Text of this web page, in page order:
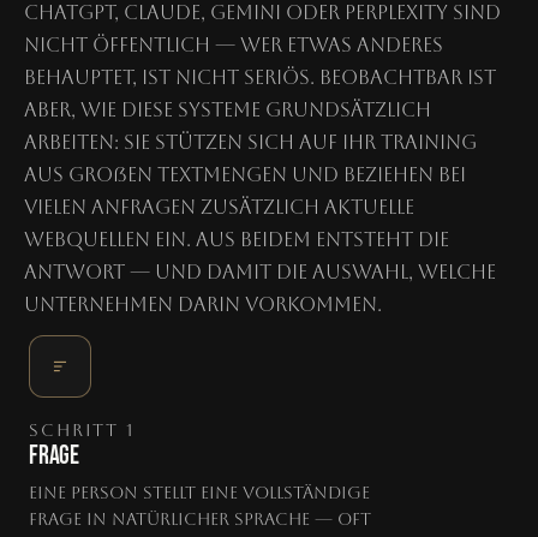
ChatGPT, Claude, Gemini oder Perplexity sind
nicht öffentlich — wer etwas anderes
behauptet, ist nicht seriös. Beobachtbar ist
aber, wie diese Systeme grundsätzlich
arbeiten: Sie stützen sich auf ihr Training
aus großen Textmengen und beziehen bei
vielen Anfragen zusätzlich aktuelle
Webquellen ein. Aus beidem entsteht die
Antwort — und damit die Auswahl, welche
Unternehmen darin vorkommen.
SCHRITT 1
FRAGE
Eine Person stellt eine vollständige
Frage in natürlicher Sprache — oft